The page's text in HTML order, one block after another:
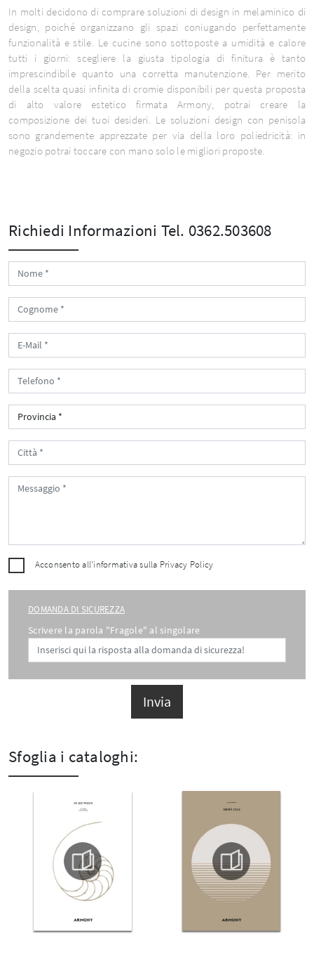
In molti decidono di comprare soluzioni di design in melaminico di
design, poiché organizzano gli spazi coniugando perfettamente
funzionalità e stile. Le cucine sono sottoposte a umidità e calore
tutti i giorni: scegliere la giusta tipologia di finitura è tanto
imprescindibile quanto una corretta manutenzione. Per merito
della scelta quasi infinita di cromie disponibili per questa proposta
di alto valore estetico firmata Armony, potrai creare la
composizione dei tuoi desideri. Le soluzioni design con penisola
sono grandemente apprezzate per via della loro poliedricità: in
negozio potrai toccare con mano solo le migliori proposte.
Richiedi Informazioni Tel. 0362.503608
Acconsento all'informativa sulla Privacy Policy
DOMANDA DI SICUREZZA
Scrivere la parola "Fragole" al singolare
Invia
Sfoglia i cataloghi: